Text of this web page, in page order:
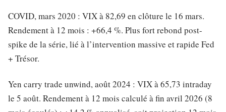
COVID, mars 2020 : VIX à 82,69 en clôture le 16 mars.
Rendement à 12 mois : +66,4 %. Plus fort rebond post-
spike de la série, lié à l’intervention massive et rapide Fed
+ Trésor.
Yen carry trade unwind, août 2024 : VIX à 65,73 intraday
le 5 août. Rendement à 12 mois calculé à fin avril 2026 (8